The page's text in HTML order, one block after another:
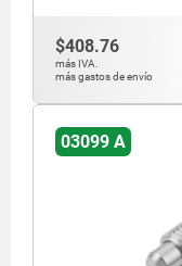
$408.76
más IVA.
más gastos de envío
03099 A